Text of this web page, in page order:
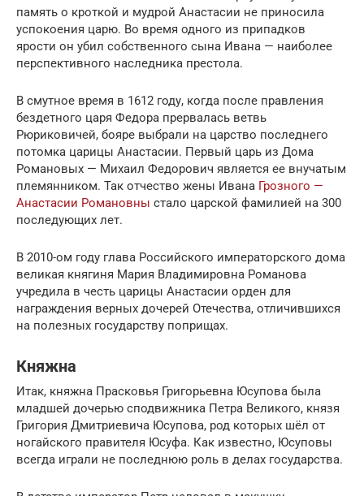
память о кроткой и мудрой Анастасии не приносила
успокоения царю. Во время одного из припадков
ярости он убил собственного сына Ивана — наиболее
перспективного наследника престола.
В смутное время в 1612 году, когда после правления
бездетного царя Федора прервалась ветвь
Рюриковичей, бояре выбрали на царство последнего
потомка царицы Анастасии. Первый царь из Дома
Романовых — Михаил Федорович является ее внучатым
племянником. Так отчество жены Ивана Грозного —
Анастасии Романовны стало царской фамилией на 300
последующих лет.
В 2010-ом году глава Российского императорского дома
великая княгиня Мария Владимировна Романова
учредила в честь царицы Анастасии орден для
награждения верных дочерей Отечества, отличившихся
на полезных государству поприщах.
Княжна
Итак, княжна Прасковья Григорьевна Юсупова была
младшей дочерью сподвижника Петра Великого, князя
Григория Дмитриевича Юсупова, род которых шёл от
ногайского правителя Юсуфа. Как известно, Юсуповы
всегда играли не последнюю роль в делах государства.